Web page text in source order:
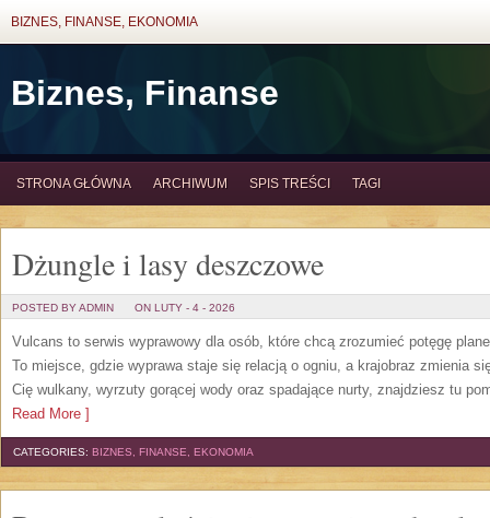
BIZNES, FINANSE, EKONOMIA
Biznes, Finanse
STRONA GŁÓWNA ARCHIWUM SPIS TREŚCI TAGI
Dżungle i lasy deszczowe
POSTED BY ADMIN ON LUTY - 4 - 2026
Vulcans to serwis wyprawowy dla osób, które chcą zrozumieć potęgę
To miejsce, gdzie wyprawa staje się relacją o ogniu, a krajobraz zmienia
Cię wulkany, wyrzuty gorącej wody oraz spadające nurty, znajdziesz tu
Read More ]
CATEGORIES: BIZNES, FINANSE, EKONOMIA